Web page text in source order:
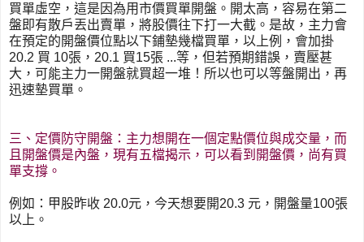
買單虛空，這是因為用市價買單開盤。開太高，容易在第二
盤即有散戶丟出賣單，將股價往下打一大截。是故，主力會
在預定的開盤價位點以下鋪墊幾檔買單，以上例，會加掛
20.2 買 10張，20.1 買15張 ...等，但若預期錯誤，賣壓甚
大，可能主力一開盤就買超一堆！所以也可以等盤開出，再
迅速墊買單。
三、定價防守開盤：主力想開在一個定點價位與成交量，而
且開盤價是內盤，現有五檔揭示，可以看到開盤價，尚有買
單支撐。
例如：甲股昨收 20.0元，今天想要開20.3 元，開盤量100張
以上。